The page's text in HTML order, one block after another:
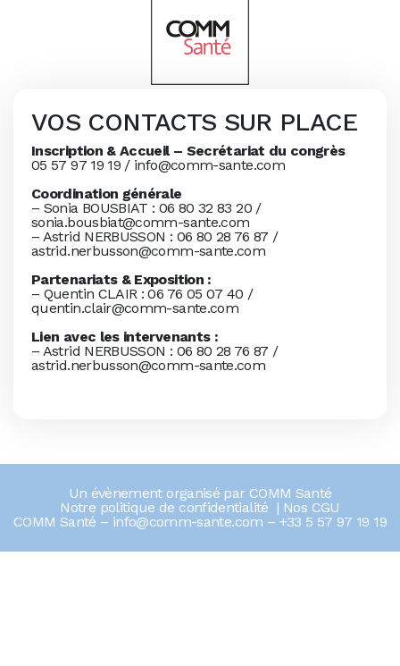
VOS CONTACTS SUR PLACE
Inscription & Accueil – Secrétariat du congrès
05 57 97 19 19 / info@comm-sante.com
Coordination générale
– Sonia BOUSBIAT : 06 80 32 83 20 /
sonia.bousbiat@comm-sante.com
– Astrid NERBUSSON : 06 80 28 76 87 /
astrid.nerbusson@comm-sante.com
Partenariats & Exposition :
– Quentin CLAIR : 06 76 05 07 40 /
quentin.clair@comm-sante.com
Lien avec les intervenants :
– Astrid NERBUSSON : 06 80 28 76 87 /
astrid.nerbusson@comm-sante.com
Un évènement organisé par COMM Santé
Notre politique de confidentialité | Nos CGU
COMM Santé – info@comm-sante.com – +33 5 57 97 19 19